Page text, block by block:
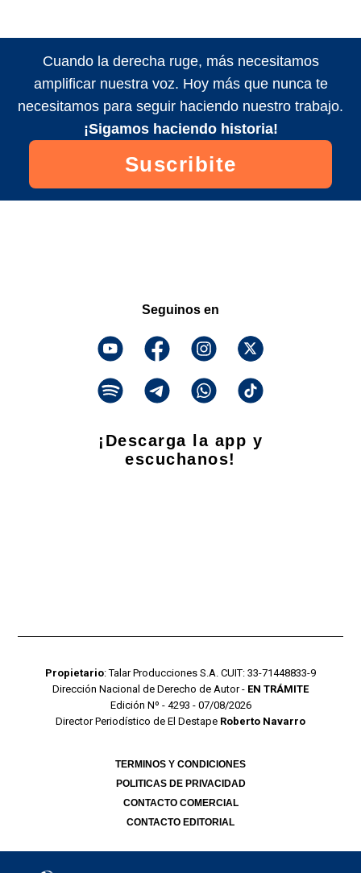
Cuando la derecha ruge, más necesitamos
amplificar nuestra voz. Hoy más que nunca te
necesitamos para seguir haciendo nuestro trabajo.
¡Sigamos haciendo historia!
Suscribite
Seguinos en
¡Descarga la app y
escuchanos!
Propietario: Talar Producciones S.A. CUIT: 33-71448833-9
Dirección Nacional de Derecho de Autor - EN TRÁMITE
Edición Nº - 4293 - 07/08/2026
Director Periodístico de El Destape Roberto Navarro
TERMINOS Y CONDICIONES
POLITICAS DE PRIVACIDAD
CONTACTO COMERCIAL
CONTACTO EDITORIAL